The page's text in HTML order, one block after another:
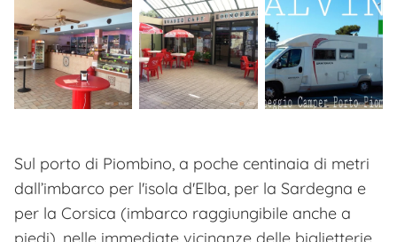
Sul porto di Piombino, a poche centinaia di metri
dall’imbarco per l'isola d'Elba, per la Sardegna e
per la Corsica (imbarco raggiungibile anche a